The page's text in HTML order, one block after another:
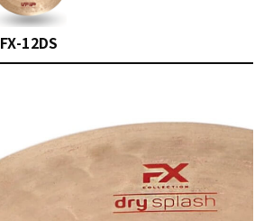
FX-12DS